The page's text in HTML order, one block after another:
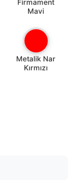
Firmament
Mavi
Metalik Nar
Kırmızı